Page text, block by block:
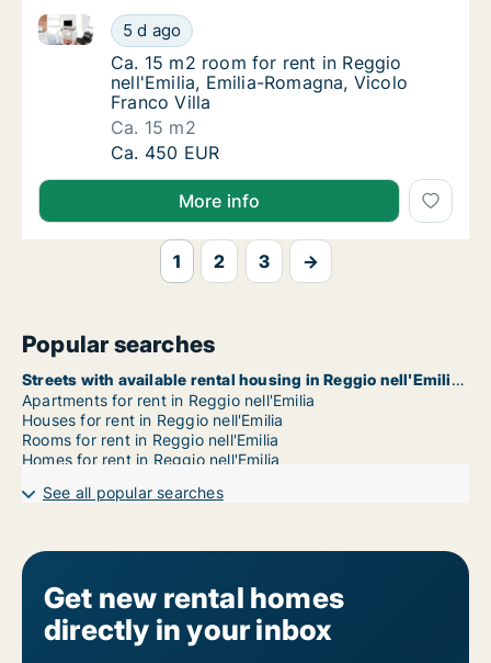
Ca. 15 m2 room for rent in Reggio
5 d ago
Ca. 15 m2 room for rent in Reggio nell'Emilia,
Ca. 15 m2 room for rent in Reggio
Ca. 15 m2 room for rent in Reggio
nell'Emilia, Emilia-Romagna, Vicolo
Franco Villa
Ca. 15 m2
Ca. 15 m2 room for rent in Reggio
Ca. 450 EUR
More info
1 2 3 →
Popular searches
Streets with available rental housing in Reggio nell'Emilia
Apartments for rent in Reggio nell'Emilia
Houses for rent in Reggio nell'Emilia
Rooms for rent in Reggio nell'Emilia
Homes for rent in Reggio nell'Emilia
See all popular searches
Get new rental homes
directly in your inbox